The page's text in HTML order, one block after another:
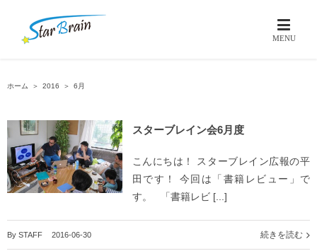
ホーム ＞ 2016 ＞ 6月
スターブレイン会6月度
こんにちは！ スターブレイン広報の平
田です！ 今回は「書籍レビュー」で
す。 「書籍レビ [...]
By STAFF 2016-06-30 続きを読む